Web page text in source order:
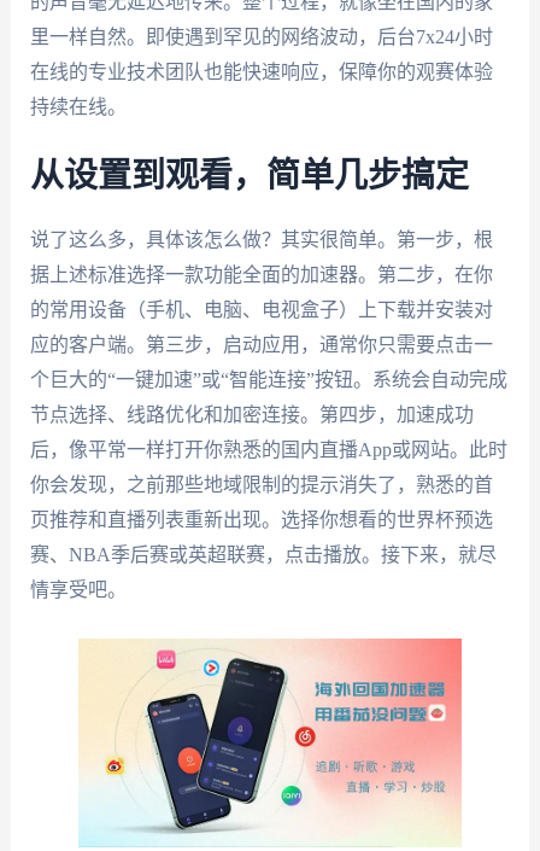
里一样自然。即使遇到罕见的网络波动，后台7x24小时
在线的专业技术团队也能快速响应，保障你的观赛体验
持续在线。
从设置到观看，简单几步搞定
说了这么多，具体该怎么做？其实很简单。第一步，根
据上述标准选择一款功能全面的加速器。第二步，在你
的常用设备（手机、电脑、电视盒子）上下载并安装对
应的客户端。第三步，启动应用，通常你只需要点击一
个巨大的“一键加速”或“智能连接”按钮。系统会自动完成
节点选择、线路优化和加密连接。第四步，加速成功
后，像平常一样打开你熟悉的国内直播App或网站。此时
你会发现，之前那些地域限制的提示消失了，熟悉的首
页推荐和直播列表重新出现。选择你想看的世界杯预选
赛、NBA季后赛或英超联赛，点击播放。接下来，就尽
情享受吧。